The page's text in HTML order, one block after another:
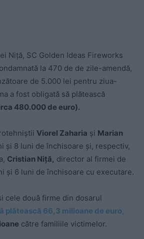
Niță, SC Golden Ideas Fireworks
la 470 de de zile-amendă,
de 5.000 lei pentru ziua-
a fost obligată să plătească
480.000 de euro).
Viorel Zaharia şi Marian
şi 8 luni de închisoare şi, respectiv,
Cristian Niţă, director al firmei de
şi 6 luni de închisoare cu executare.
cele două firme din dosarul
plătească 66,3 milioane de euro,
către familiile victimelor.